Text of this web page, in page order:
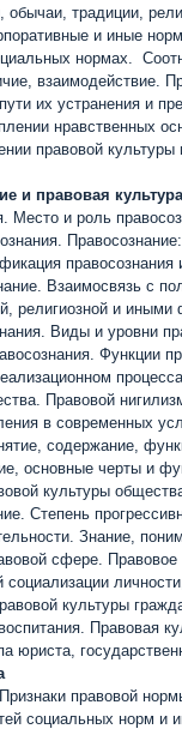
традиции,
и иные
нормах.
взаимодействие.
их устранения и
нравственных
правовой
и правовая культура
Место и роль
Взаимосвязь с
религиозной и
Виды и уровни
Функции
Правовой
в современных
содержание,
основные черты и
культуры
Степень
Знание,
сфере. Правовое
социали­зации
культуры
Правовая
юриста,
правовой
социальных норм и